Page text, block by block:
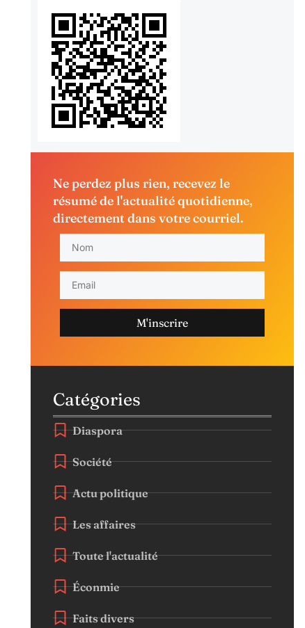
Ne perdez plus rien, recevez le
résumé de l'actualité quotidienne,
directement dans votre courriel.
M'inscrire
Catégories
Diaspora
Société
Actu politique
Les affaires
Toute l'actualité
Éconmie
Faits divers